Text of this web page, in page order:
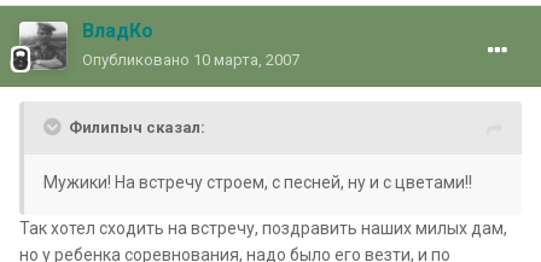
ВладКо
Опубликовано 10 марта, 2007
Филипыч сказал:
Мужики! На встречу строем, с песней, ну и с цветами!!
Так хотел сходить на встречу, поздравить наших милых дам,
но у ребенка соревнования, надо было его везти, и по